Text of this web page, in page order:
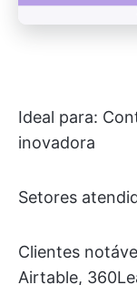
Ideal para:
inovadora
Setores
Clientes
Airtable,